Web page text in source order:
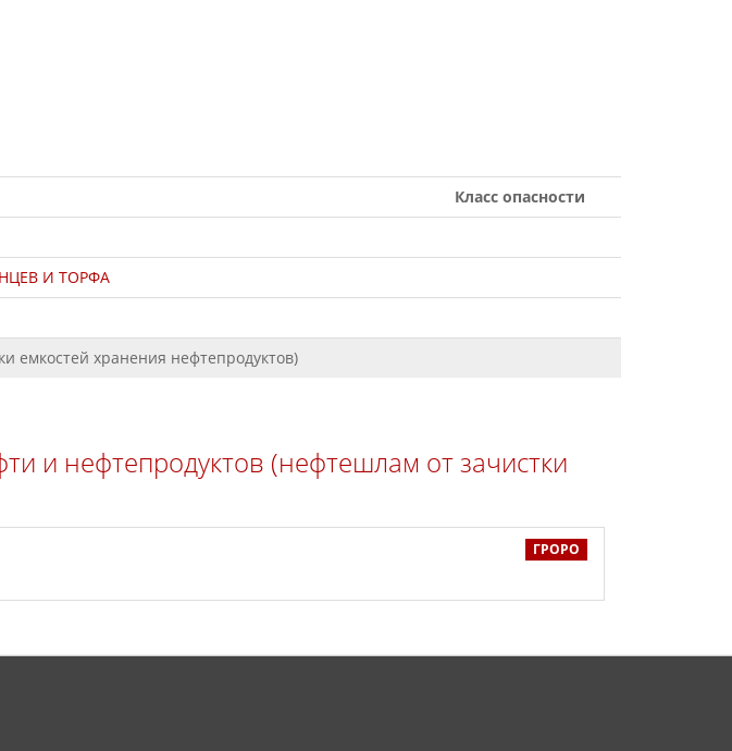
Класс опасности
И ТОРФА
емкостей хранения нефтепродуктов)
и нефтепродуктов (нефтешлам от зачистки
ГРОРО